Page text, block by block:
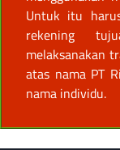
Untuk itu
rekening
melaksanakan
atas nama PT
nama individu.